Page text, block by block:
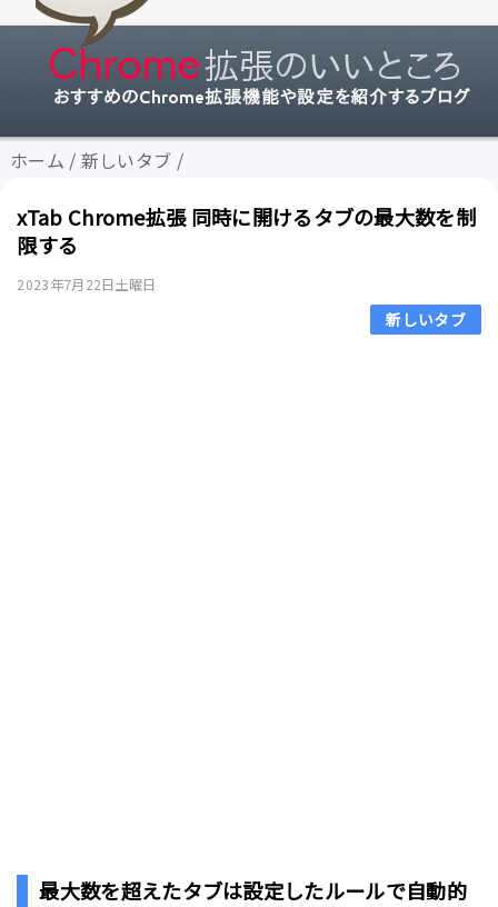
ホーム / 新しいタブ /
xTab Chrome拡張 同時に開けるタブの最大数を制
限する
2023年7月22日土曜日
新しいタブ
最大数を超えたタブは設定したルールで自動的